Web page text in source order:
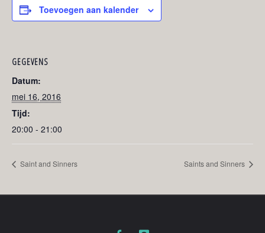
Toevoegen aan kalender
GEGEVENS
Datum:
mei 16, 2016
Tijd:
20:00 - 21:00
Saint and Sinners Saints and Sinners